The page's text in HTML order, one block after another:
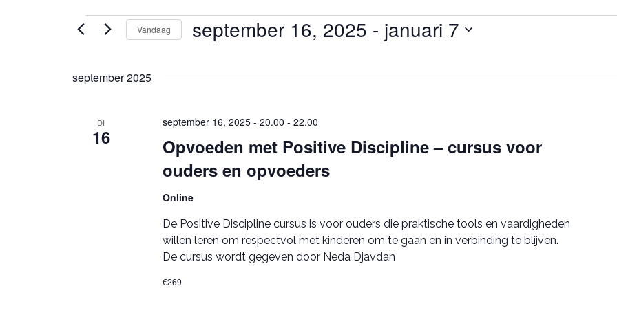
Evenementen
Vandaag september 16, 2025 - januari 7
l
t
e
e
n
a
t
u
september 2025
DI
16
Opvoeden met Positive Discipline – cursus voor
ouders en opvoeders
september 16, 2025 - 20.00 -22.00
Online
De Positive Discipline cursus is voor ouders die praktische tools en vaardigheden
willen leren om respectvol met kinderen om te gaan en in verbinding te blijven.
De cursus wordt gegeven door Neda Djavdan
€269